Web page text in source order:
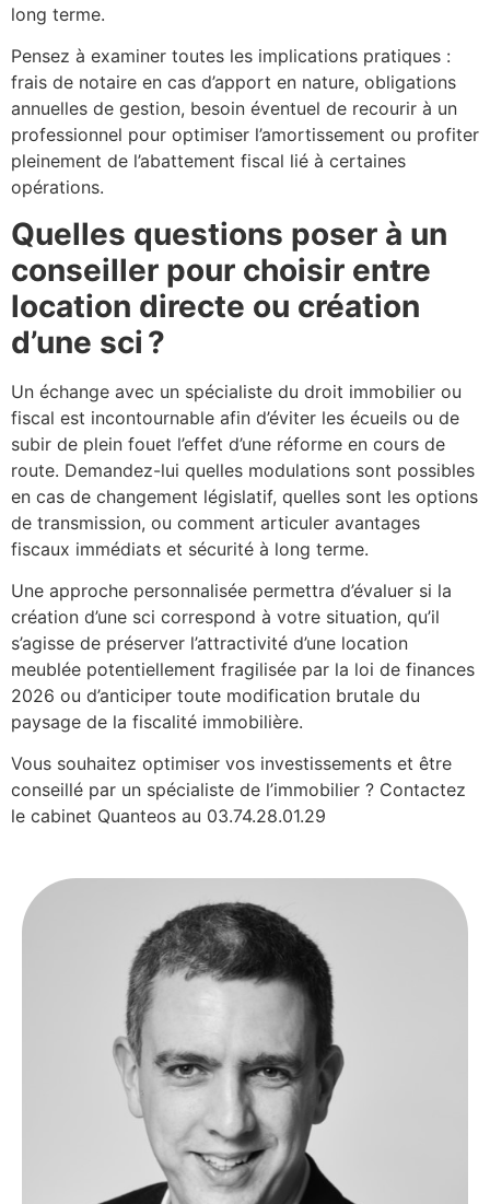
long terme.
Pensez à examiner toutes les implications pratiques :
frais de notaire en cas d’apport en nature, obligations
annuelles de gestion, besoin éventuel de recourir à un
professionnel pour optimiser l’amortissement ou profiter
pleinement de l’abattement fiscal lié à certaines
opérations.
Quelles questions poser à un
conseiller pour choisir entre
location directe ou création
d’une sci ?
Un échange avec un spécialiste du droit immobilier ou
fiscal est incontournable afin d’éviter les écueils ou de
subir de plein fouet l’effet d’une réforme en cours de
route. Demandez-lui quelles modulations sont possibles
en cas de changement législatif, quelles sont les options
de transmission, ou comment articuler avantages
fiscaux immédiats et sécurité à long terme.
Une approche personnalisée permettra d’évaluer si la
création d’une sci correspond à votre situation, qu’il
s’agisse de préserver l’attractivité d’une location
meublée potentiellement fragilisée par la loi de finances
2026 ou d’anticiper toute modification brutale du
paysage de la fiscalité immobilière.
Vous souhaitez optimiser vos investissements et être
conseillé par un spécialiste de l’immobilier ? Contactez
le cabinet Quanteos au 03.74.28.01.29